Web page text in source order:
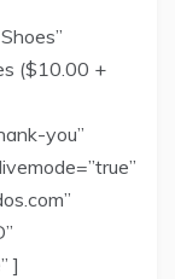
($10.00 +
you”
]